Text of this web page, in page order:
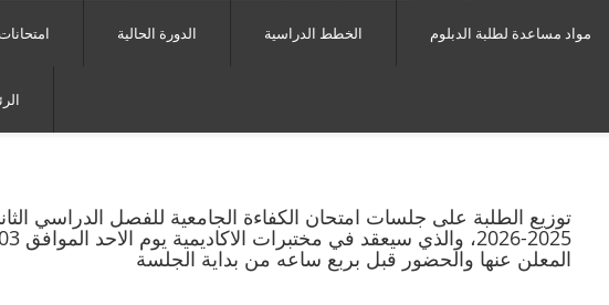
الدورة الحالية الخطط الدراسية مواد مساعدة لطلبة الدبلوم
توزيع الطلبة على جلسات امتحان الكفاءة الجامعية للفصل الدراسي
المعلن عنها والحضور قبل بربع ساعه من بداية الجلسة